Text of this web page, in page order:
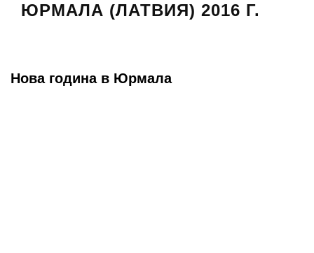
ЮРМАЛА (ЛАТВИЯ) 2016 Г.
Нова година в Юрмала